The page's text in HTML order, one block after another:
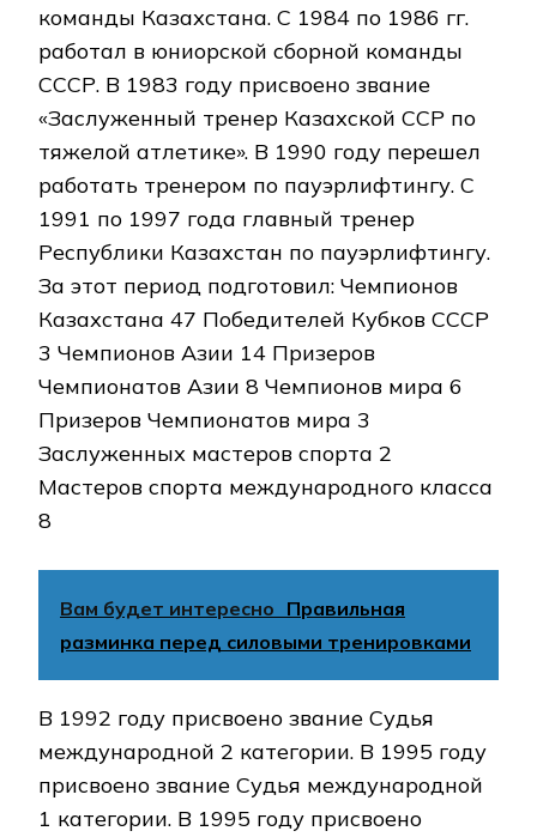
команды Казахстана. С 1984 по 1986 гг.
работал в юниорской сборной команды
СССР. В 1983 году присвоено звание
«Заслуженный тренер Казахской ССР по
тяжелой атлетике». В 1990 году перешел
работать тренером по пауэрлифтингу. С
1991 по 1997 года главный тренер
Республики Казахстан по пауэрлифтингу.
За этот период подготовил: Чемпионов
Казахстана 47 Победителей Кубков СССР
3 Чемпионов Азии 14 Призеров
Чемпионатов Азии 8 Чемпионов мира 6
Призеров Чемпионатов мира 3
Заслуженных мастеров спорта 2
Мастеров спорта международного класса
8
Вам будет интересно Правильная
разминка перед силовыми тренировками
В 1992 году присвоено звание Судья
международной 2 категории. В 1995 году
присвоено звание Судья международной
1 категории. В 1995 году присвоено